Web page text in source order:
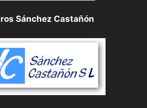
Sánchez Castañón